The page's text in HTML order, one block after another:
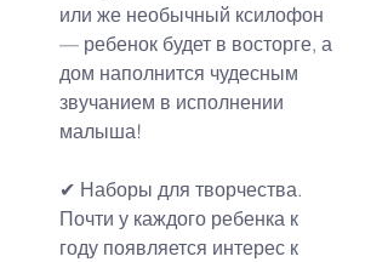
или же необычный ксилофон
— ребенок будет в восторге, а
дом наполнится чудесным
звучанием в исполнении
малыша!
✔ Наборы для творчества.
Почти у каждого ребенка к
году появляется интерес к